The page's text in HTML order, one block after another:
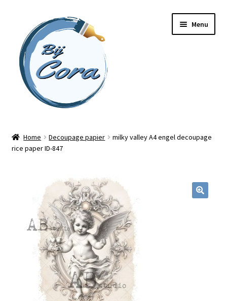
naar
navigatie
inhoud
Menu
Workshops
Online cursussen
Blog / DIY / Tutorials
Over mij
Contact
Home Decoupage papier
milky valley A4 engel decoupage
rice paper ID-847